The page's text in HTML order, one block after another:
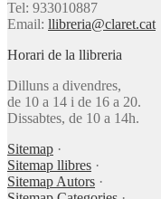
Tel: 933010887
Email: llibreria@claret.cat
Horari de la llibreria
Dilluns a divendres,
de 10 a 14 i de 16 a 20.
Dissabtes, de 10 a 14h.
Sitemap ·
Sitemap llibres ·
Sitemap Autors ·